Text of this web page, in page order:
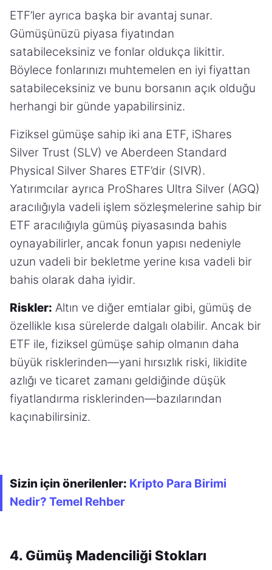
ETF’ler ayrıca başka bir avantaj sunar.
Gümüşünüzü piyasa fiyatından
satabileceksiniz ve fonlar oldukça likittir.
Böylece fonlarınızı muhtemelen en iyi fiyattan
satabileceksiniz ve bunu borsanın açık olduğu
herhangi bir günde yapabilirsiniz.
Fiziksel gümüşe sahip iki ana ETF, iShares
Silver Trust (SLV) ve Aberdeen Standard
Physical Silver Shares ETF’dir (SIVR).
Yatırımcılar ayrıca ProShares Ultra Silver (AGQ)
aracılığıyla vadeli işlem sözleşmelerine sahip bir
ETF aracılığıyla gümüş piyasasında bahis
oynayabilirler, ancak fonun yapısı nedeniyle
uzun vadeli bir bekletme yerine kısa vadeli bir
bahis olarak daha iyidir.
Riskler: Altın ve diğer emtialar gibi, gümüş de
özellikle kısa sürelerde dalgalı olabilir. Ancak bir
ETF ile, fiziksel gümüşe sahip olmanın daha
büyük risklerinden—yani hırsızlık riski, likidite
azlığı ve ticaret zamanı geldiğinde düşük
fiyatlandırma risklerinden—bazılarından
kaçınabilirsiniz.
Sizin için önerilenler: Kripto Para Birimi
Nedir? Temel Rehber
4. Gümüş Madenciliği Stokları